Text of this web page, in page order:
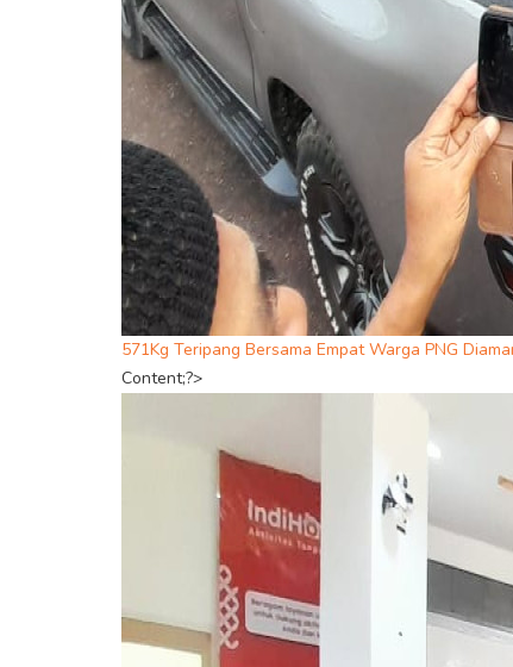
571Kg Teripang Bersama Empat Warga PNG
Content;?>